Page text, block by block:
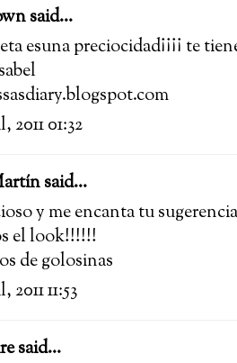
said...
esuna preciocidad¡¡¡¡ te
2011 01:32
said...
y me encanta tu
el look!!!!!!
de golosinas
11:53
said...